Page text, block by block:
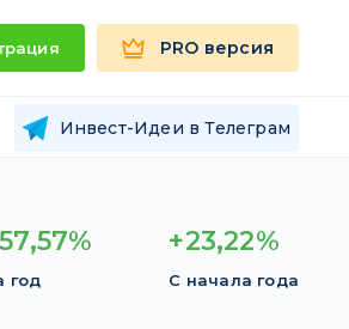
PRO версия
Инвест-Идеи в Телеграм
год
+23,22%
С начала года